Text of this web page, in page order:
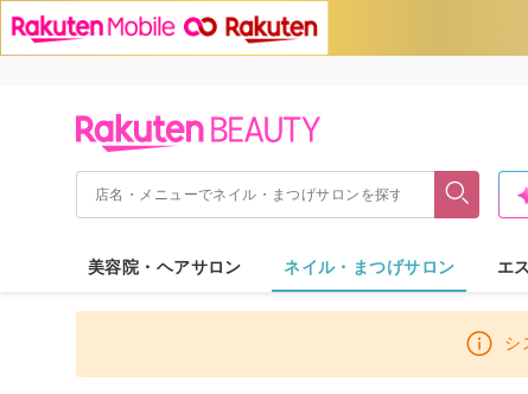
美容院・ヘアサロン ネイル・まつげサロン エ
シ